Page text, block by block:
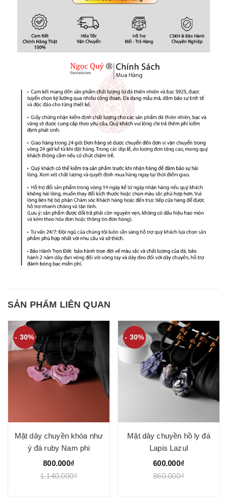
SẢN PHẨM LIÊN QUAN
- 30%
Mặt dây chuyền khóa như
ý đá ruby Nam phi
800.000₫
1.140.000₫
- 30%
Mặt dây chuyền hồ ly đá
Lapis Lazul
600.000₫
860.000₫